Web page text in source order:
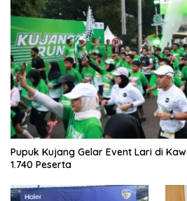
Pupuk Kujang Gelar Event Lari di
1.740 Peserta